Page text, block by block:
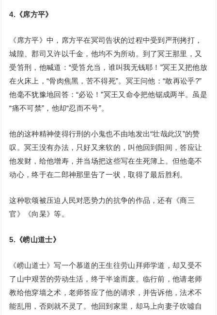
4.《席方平》
《席方平》中，席方平在冥司告状的过程中受到严刑拷打，
城隍、郡司又许以千金，他均不为所动。到了冥王那里，又
受笞刑，他喊道：“受笞允当，谁叫我无钱耶！”冥王又把他放
在火床上，“骨肉焦黑，苦不得死”。冥王问他：“敢再讼乎?”
他毫不犹豫地回答：“必讼！”冥王又命令把他锯成两半。虽是
“痛不可禁”，他却“忍而不号”。
他的这种精神使得行刑的小鬼也不由地发出“壮哉此汉”的赞
叹。冥王没有办法，只好又来软的，叫他回到阳间，答应让
他发财，给他增寿，并当场把这些写在生死簿上。但他毫不
动心，终于在二郎神那里告了一状，取得了最后胜利。
这种歌颂被压迫人民对恶势力的抗争的作品，还有《商三
官》《向杲》等。
5.《崂山道士》
《崂山道士》写一个慕道的王生往劳山拜师学道，却又受不
了山中艰苦的劳动生活，终于半途而废。临行前，他请老师
教给他穿墙之术，老师答应了他的请求，并告诉他，法术不
能乱用，否则就不灵了。他回到家里，却马上向妻子吹噓自